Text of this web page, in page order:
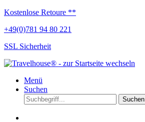
Kostenlose Retoure **
+49(0)781 94 80 221
SSL Sicherheit
Menü
Suchen
Suchen